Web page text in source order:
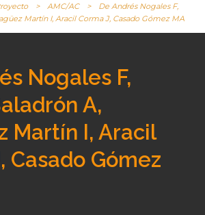
> AMC/AC >
De Andrés Nogales F,
Martín I, Aracil Corma J, Casado Gómez MA
Nogales F,
A,
Martín I, Aracil
Casado Gómez